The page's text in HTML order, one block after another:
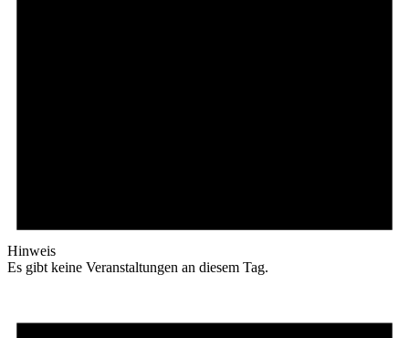
Hinweis
Es gibt keine Veranstaltungen an diesem Tag.